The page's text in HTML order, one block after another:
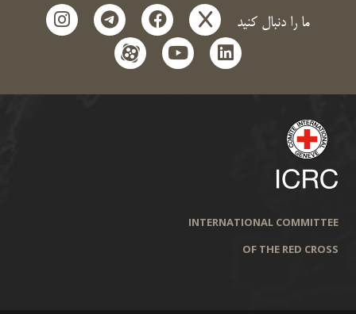
ما را دنبال کنید x
facebook
telegram
instagram
linkedin
youtube
aparat
INTERNATIONAL COMMITTEE
OF THE RED CROSS